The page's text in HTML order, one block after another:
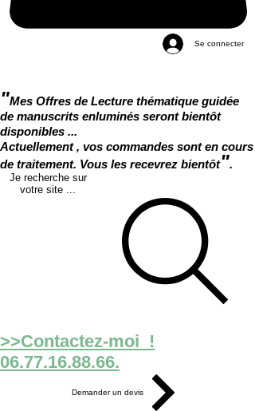
Se connecter
"Mes Offres de Lecture thématique guidée
de manuscrits enluminés seront bientôt
disponibles ...
Actuellement , vos commandes sont en cours
de traitement. Vous les recevrez bientôt".
Je recherche sur
votre site ...
>>Contactez-moi !
06.77.16.88.66.
Demander un devis